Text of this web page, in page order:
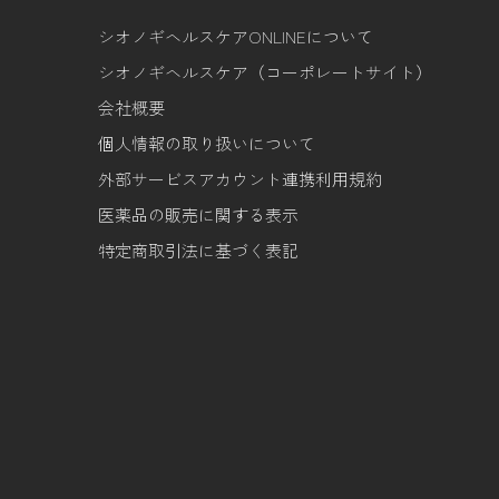
シオノギヘルスケアONLINEについて
シオノギヘルスケア（コーポレートサイト）
会社概要
個人情報の取り扱いについて
外部サービスアカウント連携利用規約
医薬品の販売に関する表示
特定商取引法に基づく表記